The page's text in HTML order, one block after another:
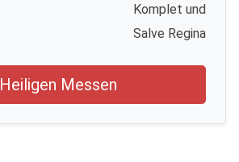
Komplet und
Salve Regina
Heiligen Messen